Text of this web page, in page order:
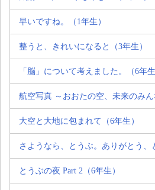
早いですね。（1年生）
整うと、きれいになると（3年生）
「脳」について考えました。（6年生
航空写真 ～おおたの空、未来のみん
大空と大地に包まれて（6年生）
さようなら、とうぶ。ありがとう、
とうぶの夜 Part 2（6年生）